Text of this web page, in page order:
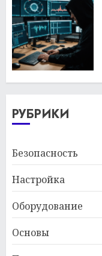
РУБРИКИ
Безопасность
Настройка
Оборудование
Основы